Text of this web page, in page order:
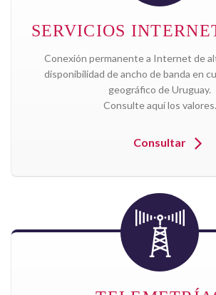
SERVICIOS
Conexión permanente a Internet de
disponibilidad de ancho de banda en
geográfico de Uruguay.
Consulte aquí los valores.
Consultar